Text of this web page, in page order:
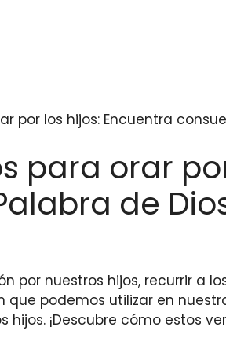
por los hijos: Encuentra
para orar
de
por nuestros hijos, recurrir a
podemos utilizar en
¡Descubre cómo estos